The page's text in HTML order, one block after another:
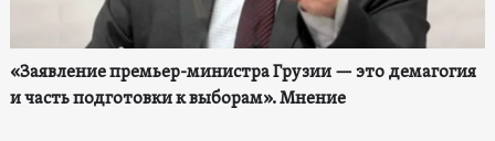
«Заявление премьер-министра Грузии — это демагогия
и часть подготовки к выборам». Мнение